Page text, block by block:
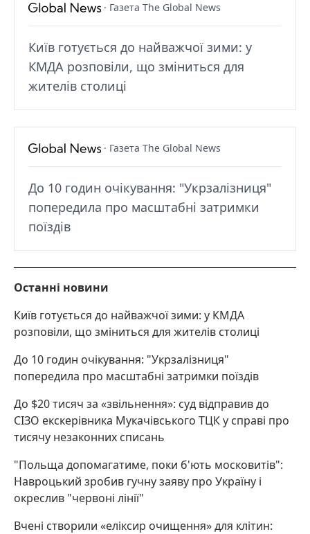
· Газета The Global News
Київ готується до найважчої зими: у
КМДА розповіли, що зміниться для
жителів столиці
· Газета The Global News
До 10 годин очікування: "Укрзалізниця"
попередила про масштабні затримки
поїздів
Останні новини
Київ готується до найважчої зими: у КМДА
розповіли, що зміниться для жителів столиці
До 10 годин очікування: "Укрзалізниця"
попередила про масштабні затримки поїздів
До $20 тисяч за «звільнення»: суд відправив до
СІЗО екскерівника Мукачівського ТЦК у справі про
тисячу незаконних списань
"Польща допомагатиме, поки б'ють московитів":
Навроцький зробив гучну заяву про Україну і
окреслив "червоні лінії"
Вчені створили «еліксир очищення» для клітин: